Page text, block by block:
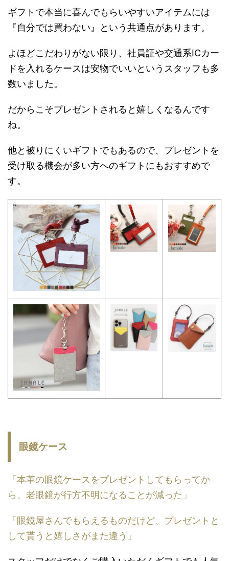
ギフトで本当に喜んでもらいやすいアイテムには
『自分では買わない』という共通点があります。
よほどこだわりがない限り、社員証や交通系ICカー
ドを入れるケースは安物でいいというスタッフも多
数いました。
だからこそプレゼントされると嬉しくなるんです
ね。
他と被りにくいギフトでもあるので、プレゼントを
受け取る機会が多い方へのギフトにもおすすめで
す。
眼鏡ケース
「本革の眼鏡ケースをプレゼントしてもらってか
ら、老眼鏡が行方不明になることが減った」
「眼鏡屋さんでもらえるものだけど、プレゼントと
して貰うと嬉しさがまた違う」